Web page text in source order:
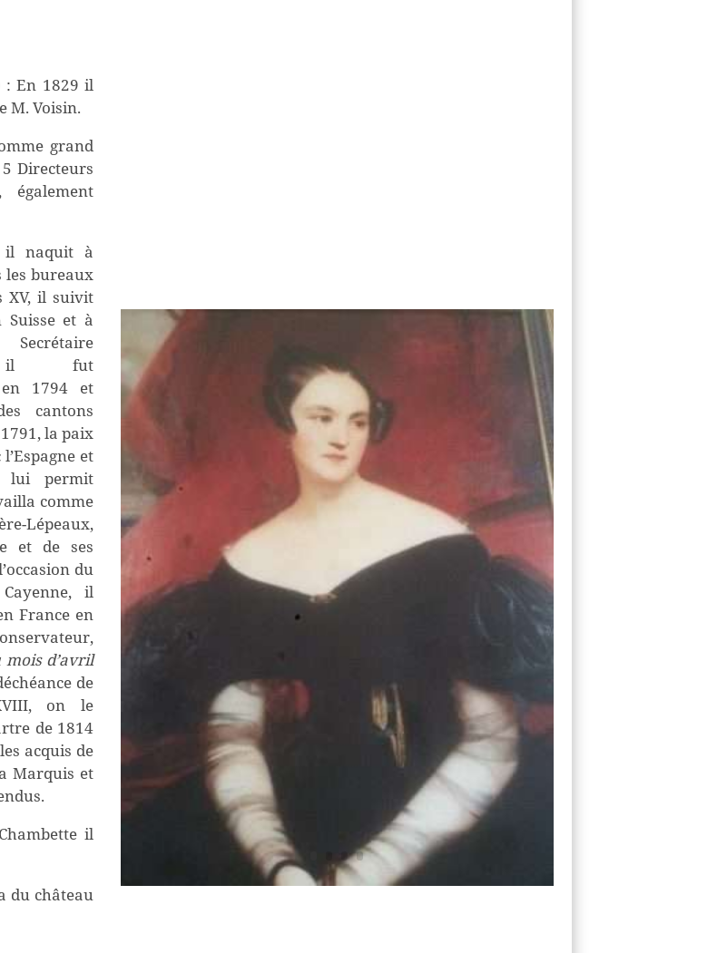
: En 1829 il
M. Voisin.
grand
Directeurs
, également
ilnaquit à
les bureaux
XV, il suivit
et à
Secrétaire
il fut
en 1794 et
cantons
la paix
et
lui permit
comme
Lépeaux,
et de ses
du
il
France en
mois d’avril
de
on le
de 1814
acquis de
Marquis et
il
du château